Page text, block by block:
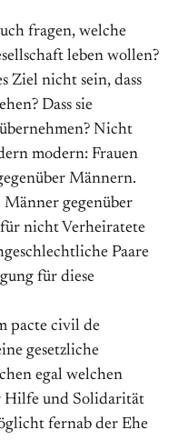
fragen, welche
leben wollen?
Ziel nicht sein, dass
Dass sie
Nicht
modern: Frauen
Männern.
Männer gegenüber
nicht Verheiratete
Paare
für diese
pacte civil de
gesetzliche
egal welchen
Hilfe und Solidarität
fernab der Ehe